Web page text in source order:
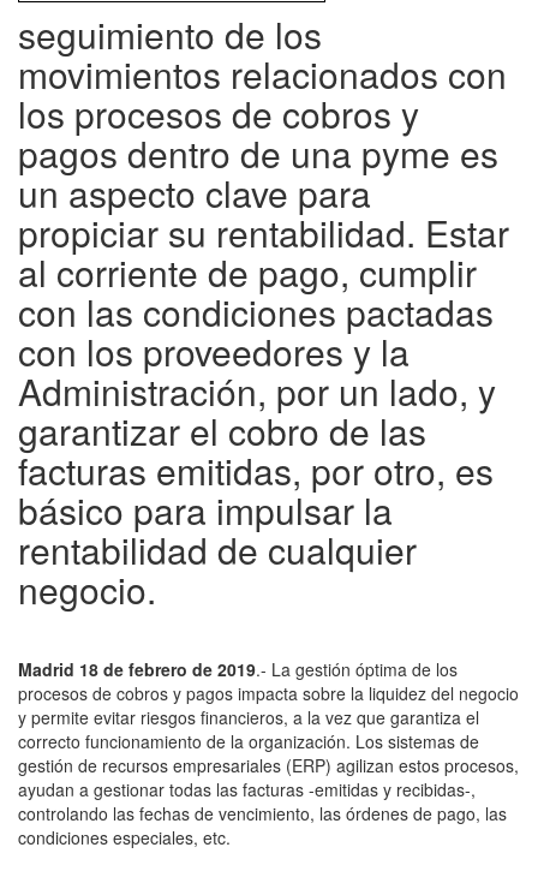
seguimiento de los
movimientos relacionados con
los procesos de cobros y
pagos dentro de una pyme es
un aspecto clave para
propiciar su rentabilidad. Estar
al corriente de pago, cumplir
con las condiciones pactadas
con los proveedores y la
Administración, por un lado, y
garantizar el cobro de las
facturas emitidas, por otro, es
básico para impulsar la
rentabilidad de cualquier
negocio.
Madrid 18 de febrero de 2019.- La gestión óptima de los
procesos de cobros y pagos impacta sobre la liquidez del negocio
y permite evitar riesgos financieros, a la vez que garantiza el
correcto funcionamiento de la organización. Los sistemas de
gestión de recursos empresariales (ERP) agilizan estos procesos,
ayudan a gestionar todas las facturas -emitidas y recibidas-,
controlando las fechas de vencimiento, las órdenes de pago, las
condiciones especiales, etc.